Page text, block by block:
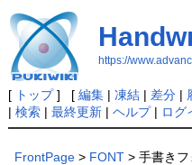
https://
[ トップ] [ 編集| 凍結| 差分|
| 検索| 最終更新| ヘルプ| ログ
FrontPage > FONT > 手書きフ